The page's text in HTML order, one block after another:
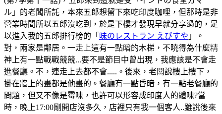
ル」的老闆所託，本來五郎想留下來吃印度咖哩，但那時是非
營業時間所以五郎沒吃到，於是下樓才發現早就分享過的，足
以進入我的五郎排行榜的「 味のレストラン えびすや 」。
對，兩家是鄰居。一走上這有一點暗的木梯，不曉得為什麼精
神上有一點戰戰競競...要不是節目中曾出現，我應該是不會走
進餐廳。不，連走上去都不會.....。後來，老闆說樓上樓下，
掛在牆上的畫都是他畫的。餐廳有一點昏暗，有一點老餐廳的
問題，但又不像是霉味，也許可以形容成印度人的體味?當
時，晚上17:00剛開店沒多久，店裡只有我一個客人..雖說後來